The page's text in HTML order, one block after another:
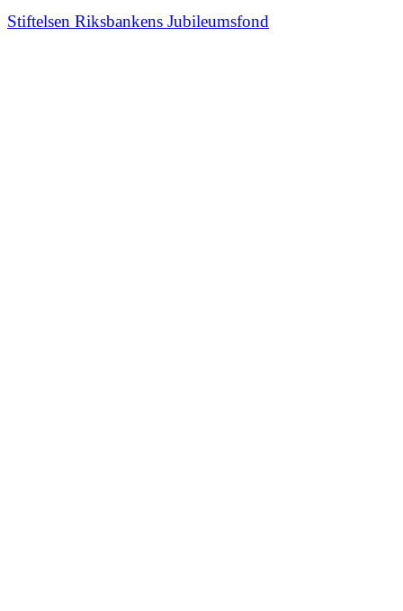
Stiftelsen Riksbankens Jubileumsfond